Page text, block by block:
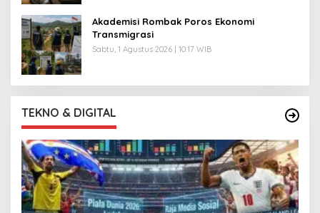
Akademisi Rombak Poros Ekonomi
Transmigrasi
Sabtu, 1 Agustus 2026 | 10:17 WIB
TEKNO & DIGITAL